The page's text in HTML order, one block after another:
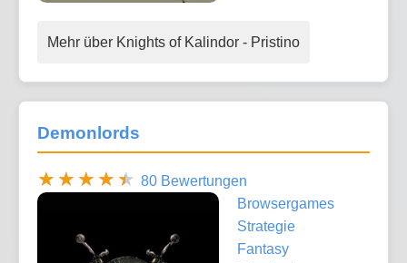
Mehr über Knights of Kalindor - Pristino
Demonlords
80 Bewertungen
Browsergames
Strategie
Fantasy